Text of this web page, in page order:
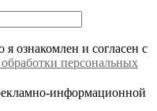
ознакомлен и согласен с
персональных
информационной